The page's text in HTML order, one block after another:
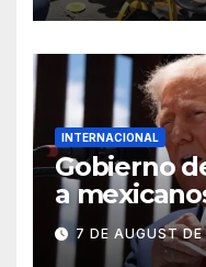
INTERNACIONAL
Gobierno
a
protección
según
7 DE AUGUST